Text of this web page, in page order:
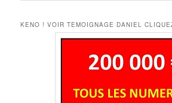
KENO ! VOIR TEMOIGNAGE DANIEL